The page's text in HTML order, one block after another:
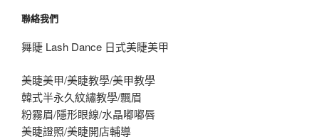
聯絡我們
舞睫 Lash Dance 日式美睫美甲
美睫美甲/美睫教學/美甲教學
韓式半永久紋繡教學/飄眉
粉霧眉/隱形眼線/水晶嘟嘟唇
美睫證照/美睫開店輔導